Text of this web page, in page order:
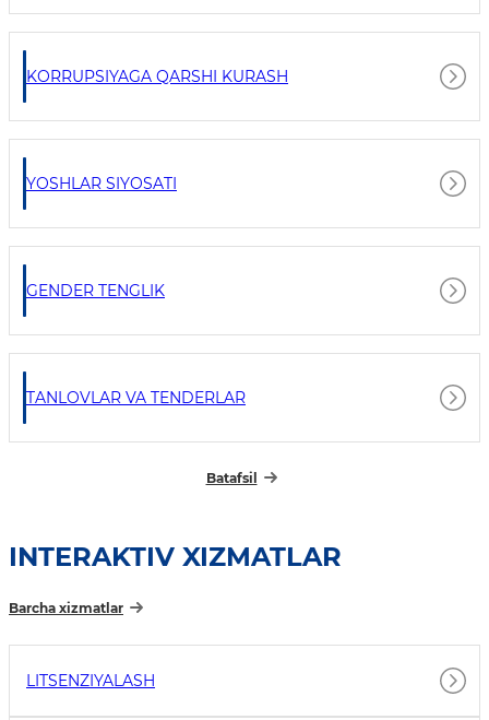
KORRUPSIYAGA QARSHI KURASH
YOSHLAR SIYOSATI
GENDER TENGLIK
TANLOVLAR VA TENDERLAR
Batafsil
INTERAKTIV XIZMATLAR
Barcha xizmatlar
LITSENZIYALASH